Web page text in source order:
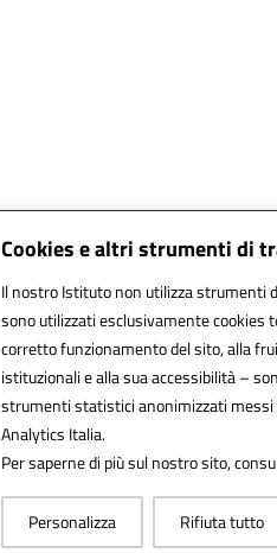
Cookies e altri strumenti di
Il nostro Istituto non utilizza strumenti
sono utilizzati esclusivamente cookies
corretto funzionamento del sito, alla
istituzionali e alla sua accessibilità –
strumenti statistici anonimizzati messi
Analytics Italia.
Per saperne di più sul nostro sito,
Personalizza Rifiuta tutto